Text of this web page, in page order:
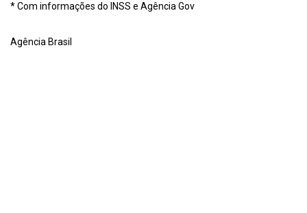
* Com informações do INSS e Agência Gov
Agência Brasil